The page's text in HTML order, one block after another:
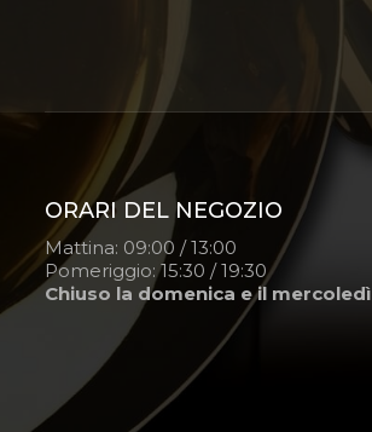
ORARI DEL NEGOZIO
Mattina: 09:00 / 13:00
Pomeriggio: 15:30 / 19:30
Chiuso la domenica e il mercoledì